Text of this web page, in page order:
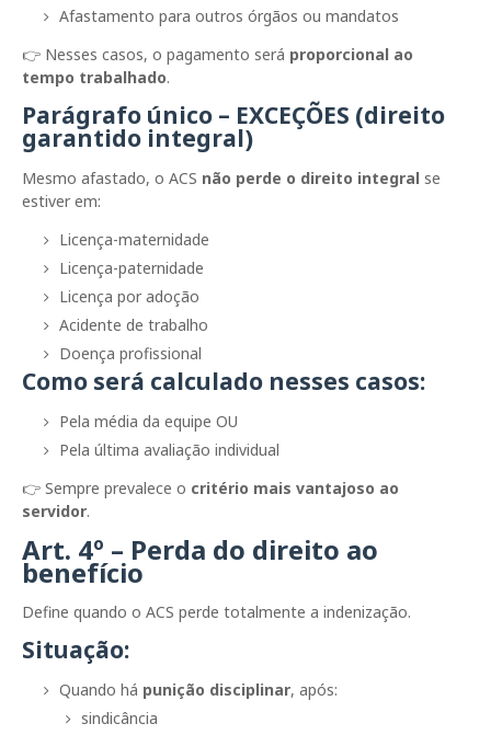
Afastamento para outros órgãos ou mandatos
👉 Nesses casos, o pagamento será proporcional ao
tempo trabalhado.
Parágrafo único – EXCEÇÕES (direito
garantido integral)
Mesmo afastado, o ACS não perde o direito integral se
estiver em:
Licença-maternidade
Licença-paternidade
Licença por adoção
Acidente de trabalho
Doença profissional
Como será calculado nesses casos:
Pela média da equipe OU
Pela última avaliação individual
👉 Sempre prevalece o critério mais vantajoso ao
servidor.
Art. 4º – Perda do direito ao
benefício
Define quando o ACS perde totalmente a indenização.
Situação:
Quando há punição disciplinar, após:
sindicância